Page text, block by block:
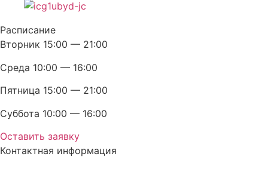
Расписание
Вторник 15:00 — 21:00
Среда 10:00 — 16:00
Пятница 15:00 — 21:00
Суббота 10:00 — 16:00
Оставить заявку
Контактная информация